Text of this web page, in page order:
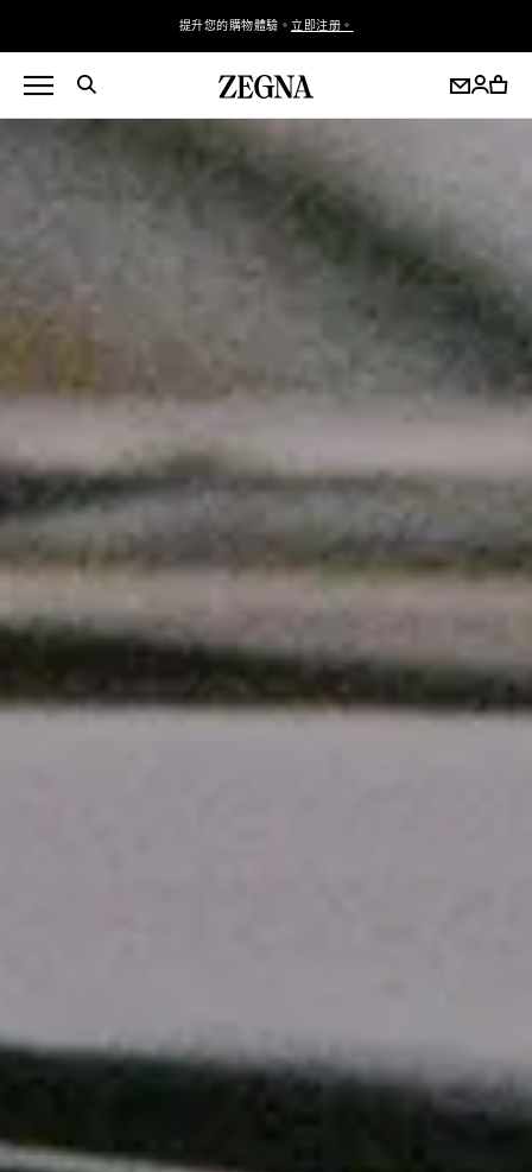
提升您的購物體驗。 立即注册。